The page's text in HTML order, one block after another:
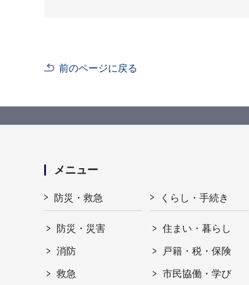
前のページに戻る
メニュー
防災・救急
防災・災害
消防
救急
くらし・手続き
住まい・暮らし
戸籍・税・保険
市民協働・学び